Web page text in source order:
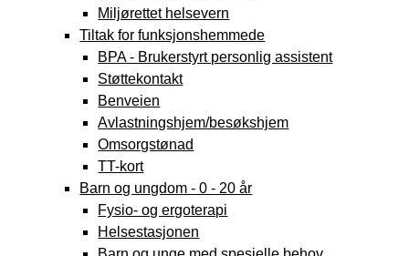
Miljørettet helsevern
Tiltak for funksjonshemmede
BPA - Brukerstyrt personlig assistent
Støttekontakt
Benveien
Avlastningshjem/besøkshjem
Omsorgstønad
TT-kort
Barn og ungdom - 0 - 20 år
Fysio- og ergoterapi
Helsestasjonen